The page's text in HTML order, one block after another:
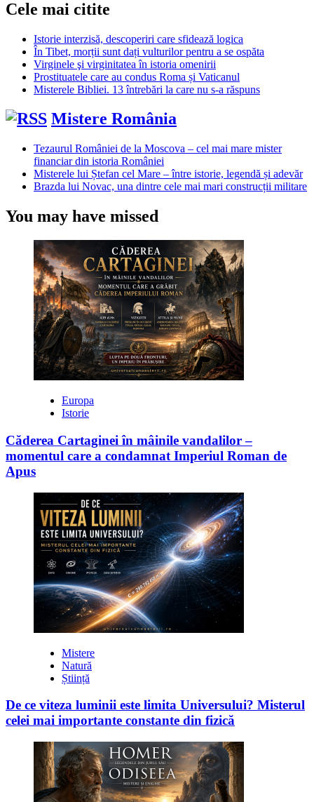
Cele mai citite
Istorie interzisă, descoperiri care sfidează logica
În Tibet, morții sunt dați vulturilor pentru a se ospăta
Virginele şi virginitatea în istoria omenirii
Prostituatele care au condus Roma și Vaticanul
Misterele Bibliei. 13 întrebări la care nu s-a răspuns
Mistere România
Tezaurul României de la Moscova – cel mai mare mister
financiar din istoria României
Misterele lui Ștefan cel Mare – între istorie, legendă și adevăr
Brazda lui Novac, una dintre cele mai mari construcții militare
You may have missed
Europa
Istorie
Căderea Cartaginei în mâinile vandalilor –
momentul care a condamnat Imperiul Roman de
Apus
Mistere
Natură
Știință
De ce viteza luminii este limita Universului? Misterul
celei mai importante constante din fizică